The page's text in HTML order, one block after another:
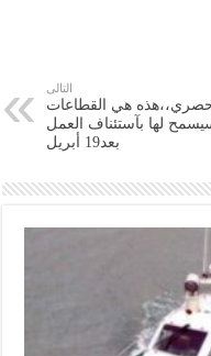
هي القطاعات
بآستئناف العمل